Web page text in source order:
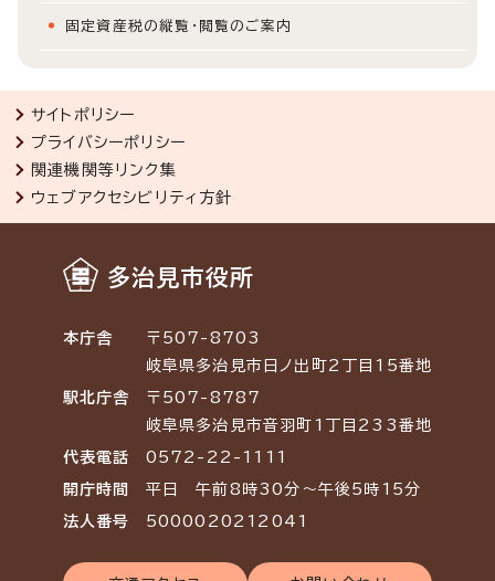
固定資産税の縦覧・閲覧のご案内
サイトポリシー
プライバシーポリシー
関連機関等リンク集
ウェブアクセシビリティ方針
多治見市役所
本庁舎
〒507-8703
岐阜県多治見市日ノ出町2丁目15番地
駅北庁舎
〒507-8787
岐阜県多治見市音羽町1丁目233番地
代表電話 0572-22-1111
開庁時間 平日 午前8時30分～午後5時15分
法人番号 5000020212041